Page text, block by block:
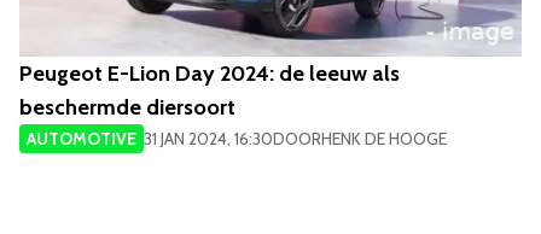
Peugeot E-Lion Day 2024: de leeuw als
beschermde diersoort
AUTOMOTIVE 31 JAN 2024, 16:30DOORHENK DE HOOGE